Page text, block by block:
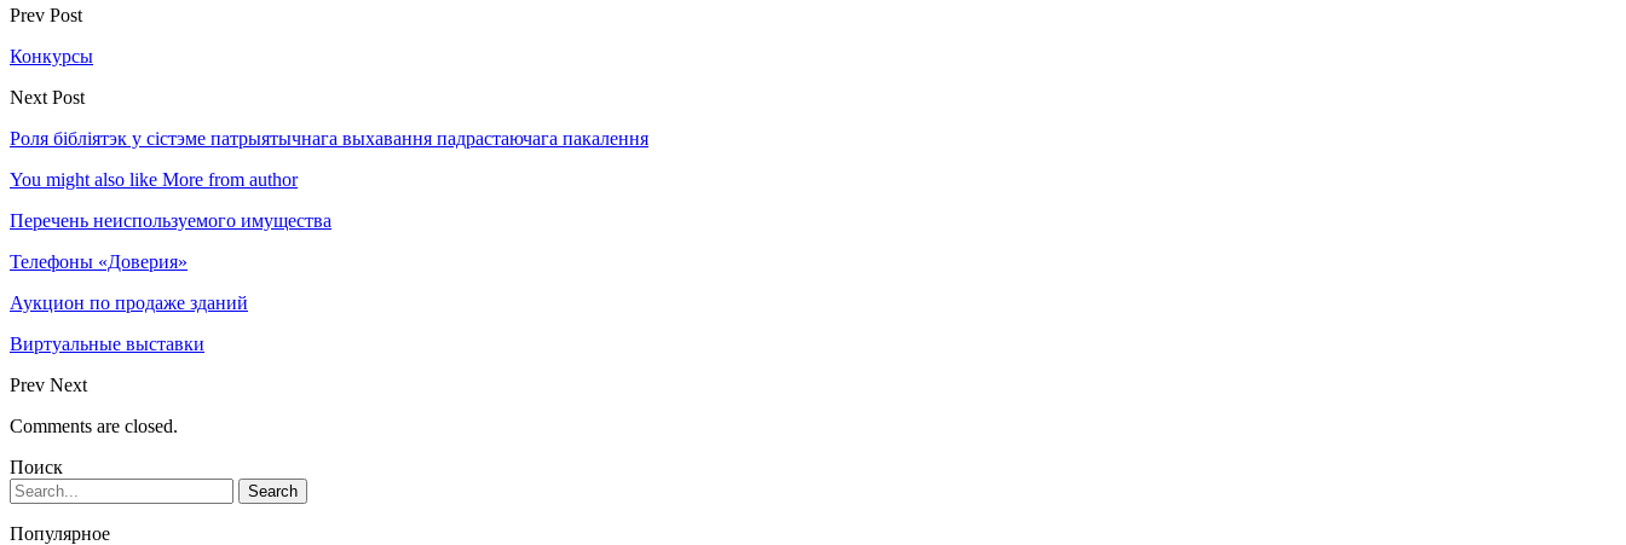
Prev Post
Конкурсы
Next Post
Роля бібліятэк у сістэме патрыятычнага выхавання падрастаючага пакалення
You might also like More from author
Перечень неиспользуемого имущества
Телефоны «Доверия»
Аукцион по продаже зданий
Виртуальные выставки
Prev Next
Comments are closed.
Поиск
Популярное